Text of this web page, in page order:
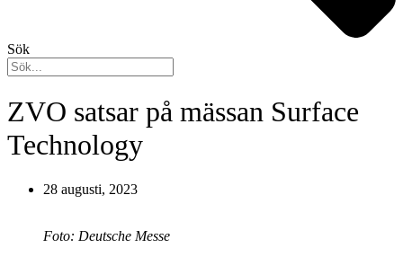
Sök
ZVO satsar på mässan Surface
Technology
28 augusti, 2023
Foto: Deutsche Messe